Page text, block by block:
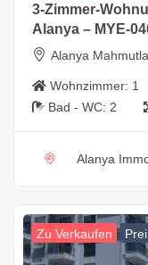
3-Zimmer-
Alanya – MYE-
Alanya
Wohnzimmer: 1
Bad - WC: 2
Alanya
Zu Verkaufen